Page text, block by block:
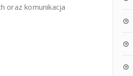
oraz komunikacja